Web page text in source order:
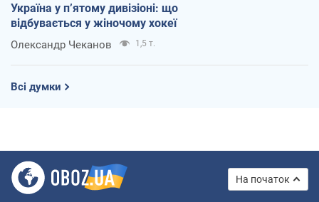
Україна у п’ятому дивізіоні: що
відбувається у жіночому хокеї
Олександр Чеканов 1,5 т.
Всі думки
На початок